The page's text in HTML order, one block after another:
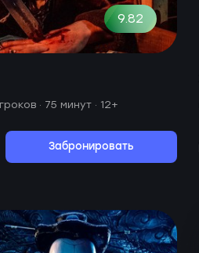
9.82
· 75 минут · 12+
Забронировать